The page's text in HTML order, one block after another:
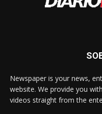
Newspaper is your news,
website. We provide you
videos straight from the